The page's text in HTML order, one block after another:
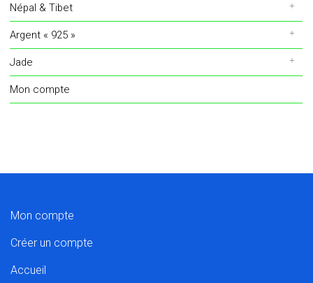
Népal & Tibet
Argent « 925 »
Jade
Mon compte
Mon compte
Créer un compte
Accueil